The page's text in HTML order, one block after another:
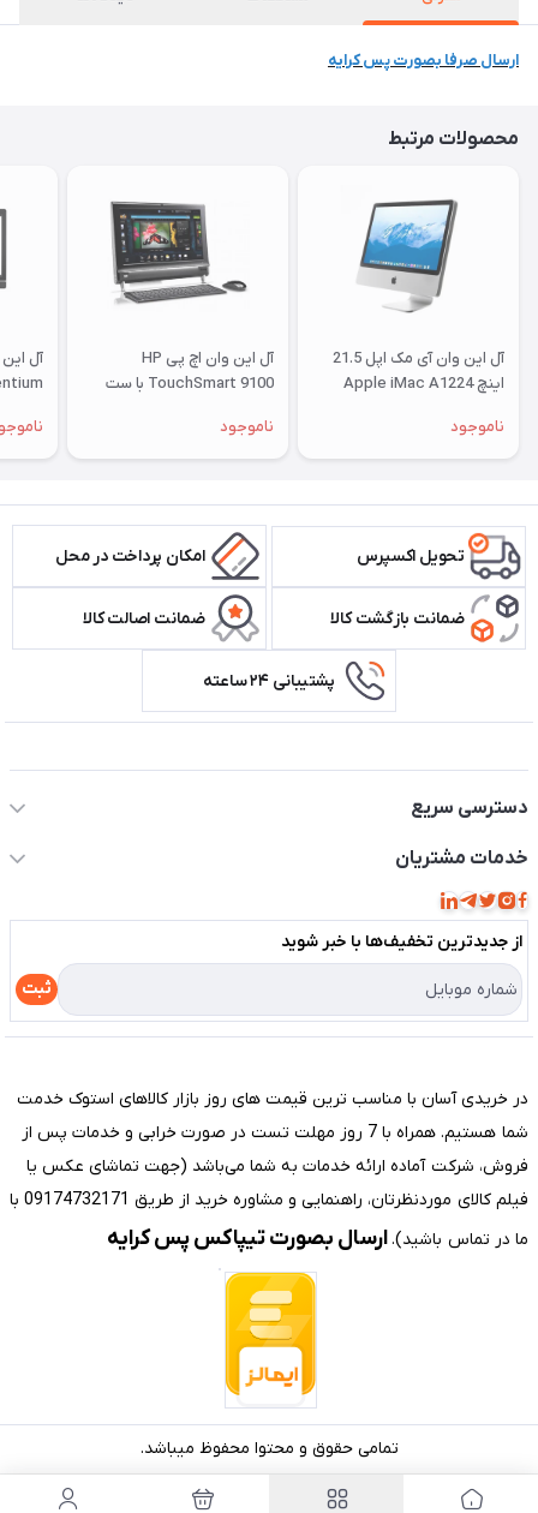
ارسال صرفا بصورت پس کرایه
محصولات مرتبط
آل این وان آی مک اپل 21.5
اینچ Apple iMac A1224
ناموجود
آل این وان اچ پی HP
TouchSmart 9100 با ست
ناموجود
تحویل اکسپرس امکان پرداخت در محل
ضمانت بازگشت کالا ضمانت اصالت کالا
پشتیبانی ۲۴ ساعته
دسترسی سریع
حساب کاربری
مجله فروشگاه
لیست محصولات
درباره ما
تماس با ما
خدمات مشتریان
قوانین و مقررات
حریم خصوصی
راهنما
از جدید‌ترین تخفیف‌ها با‌ خبر شوید
ثبت
در خریدی آسان با مناسب ترین قیمت های روز بازار کالاهای استوک خدمت
شما هستیم. همراه با 7 روز مهلت تست در صورت خرابی و خدمات پس از
فروش، شرکت آماده ارائه خدمات به شما می‌باشد (جهت تماشای عکس یا
فیلم کالای موردنظرتان، راهنمایی و مشاوره خرید از طریق 09174732171 با
ما در تماس باشید).ارسال بصورت تیپاکس پس کرایه
تمامی حقوق و محتوا محفوظ میباشد.